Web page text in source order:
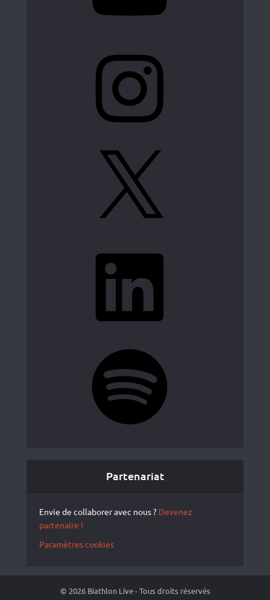
Partenariat
Envie de collaborer avec nous ? Devenez
partenaire !
Paramètres cookies
© 2026 Biathlon Live - Tous droits réservés